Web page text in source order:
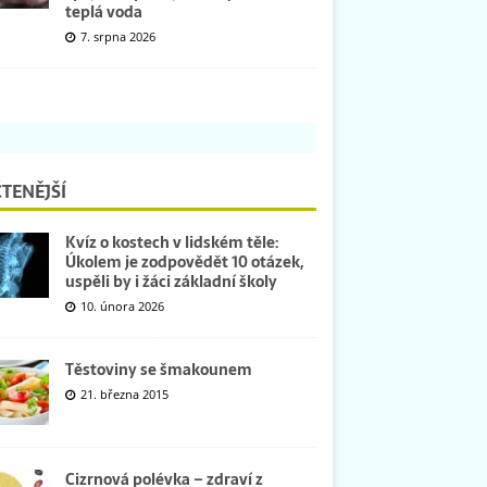
teplá voda
7. srpna 2026
Kvíz o kostech v lidském těle:
Úkolem je zodpovědět 10 otázek,
uspěli by i žáci základní školy
10. února 2026
Těstoviny se šmakounem
21. března 2015
Cizrnová polévka – zdraví z